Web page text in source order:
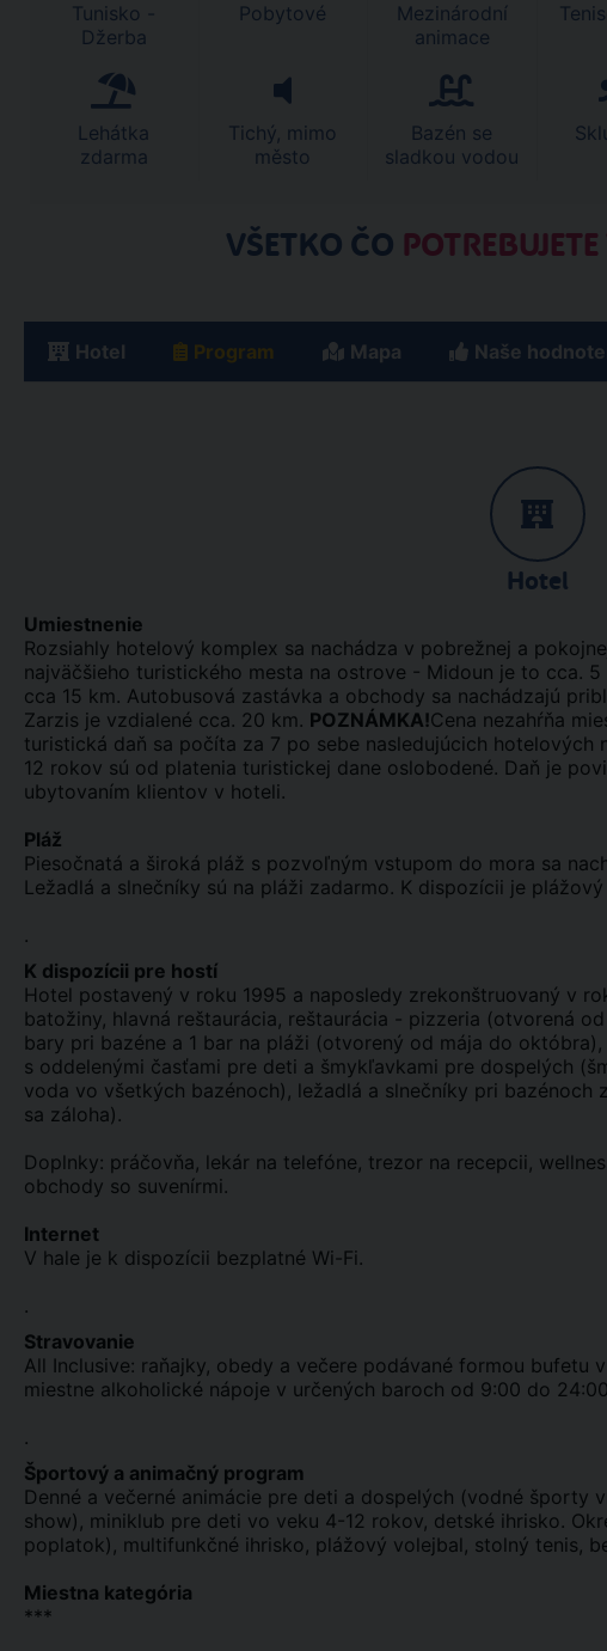
Tunisko -
Džerba
Pobytové
Mezinárodní
animace
Lehátka
zdarma
Tichý, mimo
město
Bazén se
sladkou vodou
VŠETKO ČO
Hotel Program Mapa Naše
Hotel
Umiestnenie
Rozsiahly hotelový komplex sa nachádza v pobrežnej a
najväčšieho turistického mesta na ostrove - Midoun je to cca.
cca 15 km. Autobusová zastávka a obchody sa nachádzajú
Zarzis je vzdialené cca. 20 km. POZNÁMKA!Cena nezahŕňa
turistická daň sa počíta za 7 po sebe nasledujúcich
12 rokov sú od platenia turistickej dane oslobodené. Daň je
ubytovaním klientov v hoteli.
Pláž
Piesočnatá a široká pláž s pozvoľným vstupom do mora sa
Ležadlá a slnečníky sú na pláži zadarmo. K dispozícii je
.
K dispozícii pre hostí
Hotel postavený v roku 1995 a naposledy zrekonštruovaný v
batožiny, hlavná reštaurácia, reštaurácia - pizzeria (otvorená
bary pri bazéne a 1 bar na pláži (otvorený od mája do
s oddelenými časťami pre deti a šmykľavkami pre dospelých
voda vo všetkých bazénoch), ležadlá a slnečníky pri
sa záloha).
Doplnky: práčovňa, lekár na telefóne, trezor na recepcii,
obchody so suvenírmi.
Internet
V hale je k dispozícii bezplatné Wi-Fi.
.
Stravovanie
All Inclusive: raňajky, obedy a večere podávané formou bufetu
miestne alkoholické nápoje v určených baroch od 9:00 do
.
Športový a animačný program
Denné a večerné animácie pre deti a dospelých (vodné športy
show), miniklub pre deti vo veku 4-12 rokov, detské ihrisko.
poplatok), multifunkčné ihrisko, plážový volejbal, stolný tenis,
Miestna kategória
***